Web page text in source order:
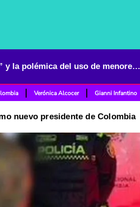
Red de robo de autos en Bogotá: el “plan candado” y la polémica del uso de menores en delitos
Verónica Alcocer Gianni Infantino
nuevo presidente de Colombia